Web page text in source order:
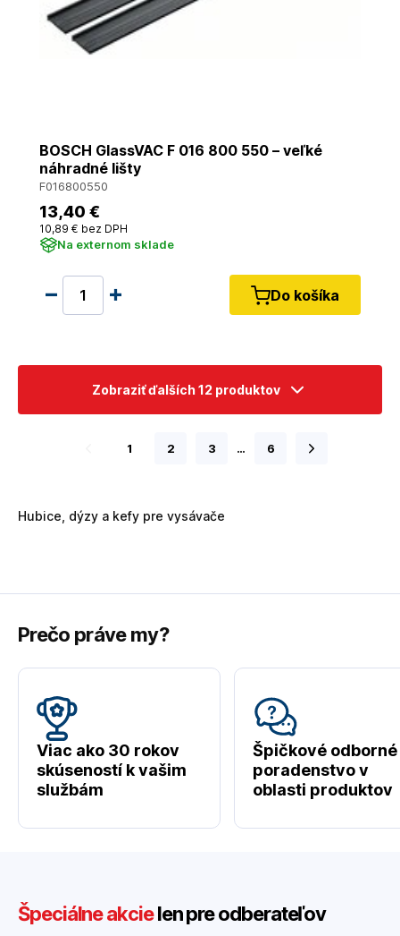
BOSCH GlassVAC F 016 800 550 – veľké
náhradné lišty
F016800550
13,40 €
10,89 € bez DPH
Na externom sklade
Do košíka
Zobraziť ďalších 12 produktov
1 2 3 … 6
Hubice, dýzy a kefy pre vysávače
Prečo práve my?
Viac ako 30 rokov
skúseností k vašim
službám
Špičkové odborné
poradenstvo v
oblasti produktov
Špeciálne akcielen pre odberateľov